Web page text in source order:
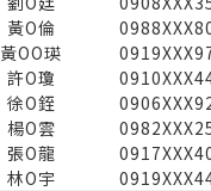
黃O倫
黃OO瑛
許O瓊
徐O銍
楊O雲
張O龍
林O宇